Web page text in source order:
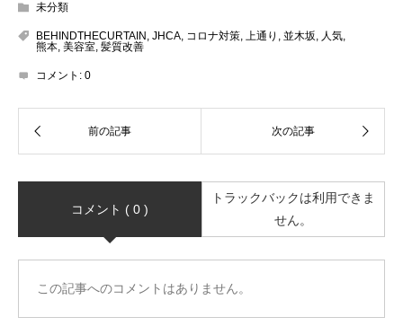
未分類
BEHINDTHECURTAIN , JHCA, コロナ対策, 上通り , 並木坂, 人気,
熊本, 美容室, 髪質改善
コメント: 0
コメント ( 0 )
トラックバックは利用できま
せん。
この記事へのコメントはありません。